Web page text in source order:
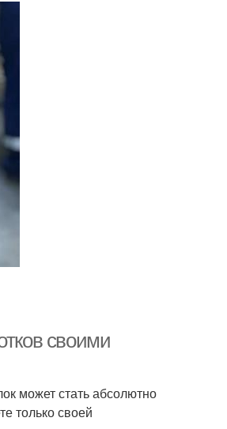
своими
может стать абсолютно
только своей